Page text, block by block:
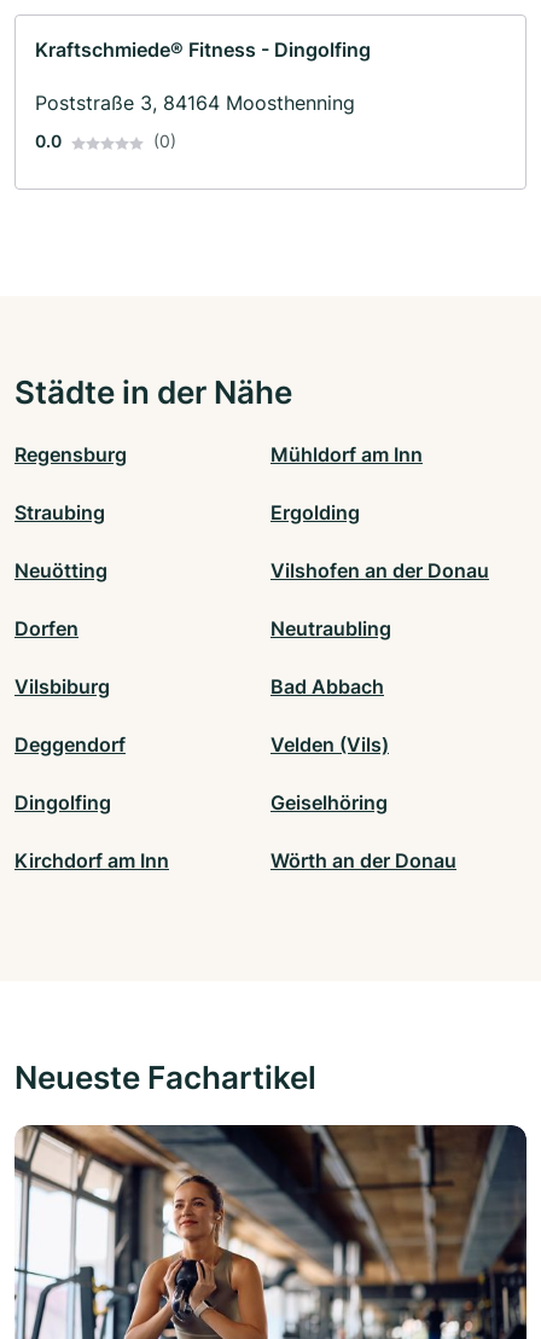
Kraftschmiede® Fitness - Dingolfing
Poststraße 3, 84164 Moosthenning
0.0 (0)
Städte in der Nähe
Regensburg Mühldorf am Inn
Straubing Ergolding
Neuötting Vilshofen an der Donau
Dorfen Neutraubling
Vilsbiburg Bad Abbach
Deggendorf Velden (Vils)
Dingolfing Geiselhöring
Kirchdorf am Inn Wörth an der Donau
Neueste Fachartikel